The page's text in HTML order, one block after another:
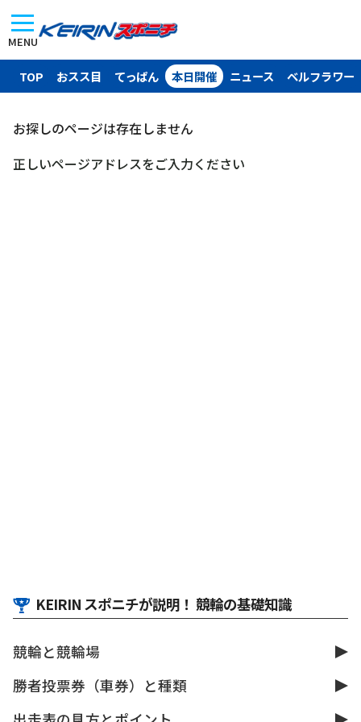
MENU
TOP おスス目 てっぱん 本日開催 ニュース ベルフラワー
お探しのページは存在しません
正しいページアドレスをご入力ください
KEIRIN スポニチが説明！ 競輪の基礎知識
競輪と競輪場
勝者投票券（車券）と種類